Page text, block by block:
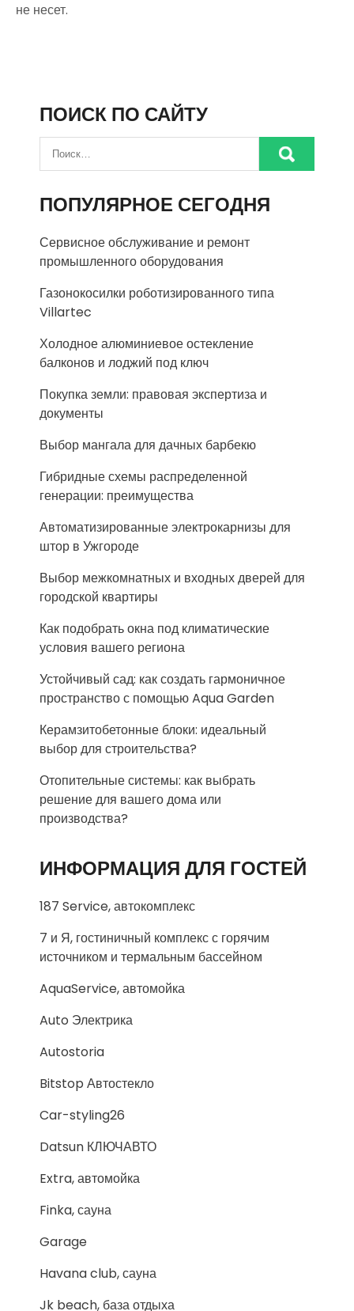
не несет.
ПОИСК ПО САЙТУ
ПОПУЛЯРНОЕ СЕГОДНЯ
Сервисное обслуживание и ремонт
промышленного оборудования
Газонокосилки роботизированного типа
Villartec
Холодное алюминиевое остекление
балконов и лоджий под ключ
Покупка земли: правовая экспертиза и
документы
Выбор мангала для дачных барбекю
Гибридные схемы распределенной
генерации: преимущества
Автоматизированные электрокарнизы для
штор в Ужгороде
Выбор межкомнатных и входных дверей для
городской квартиры
Как подобрать окна под климатические
условия вашего региона
Устойчивый сад: как создать гармоничное
пространство с помощью Aqua Garden
Керамзитобетонные блоки: идеальный
выбор для строительства?
Отопительные системы: как выбрать
решение для вашего дома или
производства?
ИНФОРМАЦИЯ ДЛЯ ГОСТЕЙ
187 Service, автокомплекс
7 и Я, гостиничный комплекс с горячим
источником и термальным бассейном
AquaService, автомойка
Auto Электрика
Autostoria
Bitstop Автостекло
Car-styling26
Datsun КЛЮЧАВТО
Extra, автомойка
Finka, сауна
Garage
Havana club, сауна
Jk beach, база отдыха